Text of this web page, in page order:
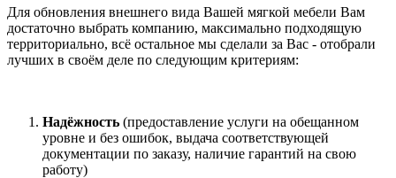
Для обновления внешнего вида Вашей мягкой мебели Вам
достаточно выбрать компанию, максимально подходящую
территориально, всё остальное мы сделали за Вас - отобрали
лучших в своём деле по следующим критериям:
Надёжность (предоставление услуги на обещанном
уровне и без ошибок, выдача соответствующей
документации по заказу, наличие гарантий на свою
работу)